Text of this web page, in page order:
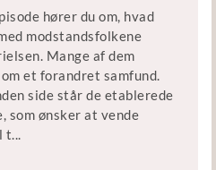
og Københavns
Børne- og
en del af podcastserien
Historiker Sofie Lene
Københavns Beredskab og
hører du om, hvad
modstandsfolkene
Mange af dem
et forandret samfund.
side står de etablerede
som ønsker at vende
t...
Find ud af, hvem der